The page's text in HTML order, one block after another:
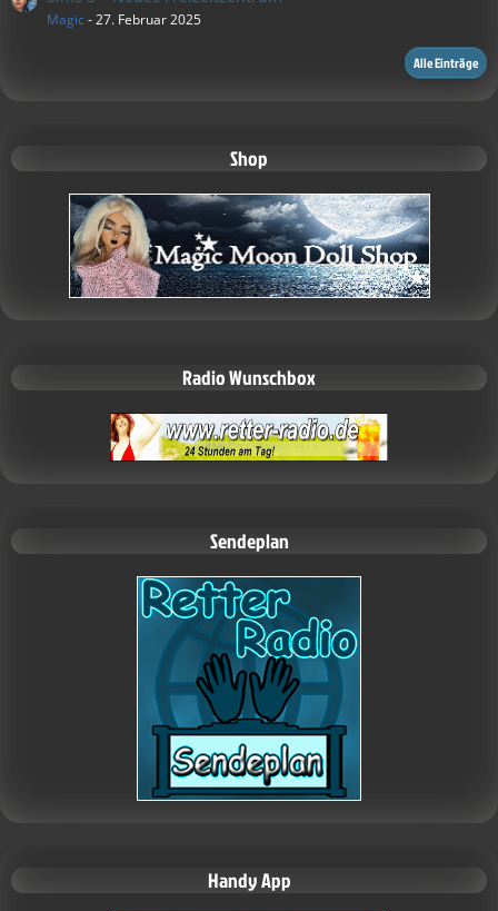
Magic-27. Februar 2025
Alle Einträge
Shop
Radio Wunschbox
Sendeplan
Handy App